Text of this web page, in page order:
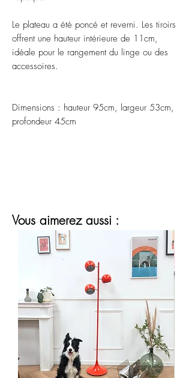
Le plateau a été poncé et reverni. Les tiroirs
offrent une hauteur intérieure de 11cm,
idéale pour le rangement du linge ou des
accessoires.
Dimensions : hauteur 95cm, largeur 53cm,
profondeur 45cm
Vous aimerez aussi :